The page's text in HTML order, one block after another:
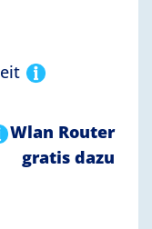
Wlan Router
gratis dazu